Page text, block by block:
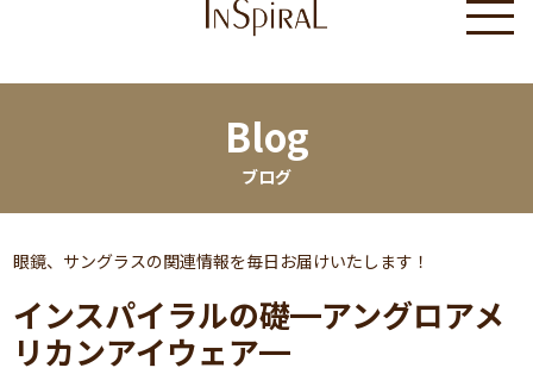
Blog
ブログ
眼鏡、サングラスの関連情報を毎日お届けいたします！
インスパイラルの礎━アングロアメ
リカンアイウェア━